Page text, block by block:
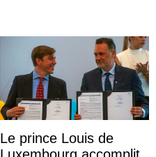
Le prince Louis de